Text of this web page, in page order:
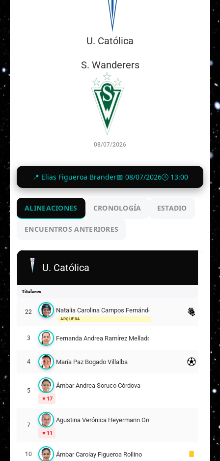
U. Católica
S. Wanderers
08/07/2026
Finalizado
📍 Elias Figueroa Brander📅 08/07/2026🕒 13:00
ALINEACIONES CRONOLOGÍA ESTADIO
ENCUENTROS ANTERIORES
U. Católica
Titulares
22 Natalia Carolina Campos Fernández
ARQUERA
3 Fernanda Andrea Ramírez Mellado
4 María Paz Bogado Villalba
5
Ámbar Andrea Soruco Córdova
17
7
Agustina Verónica Heyermann Grossi
11
10 Ámbar Carolay Figueroa Rollino